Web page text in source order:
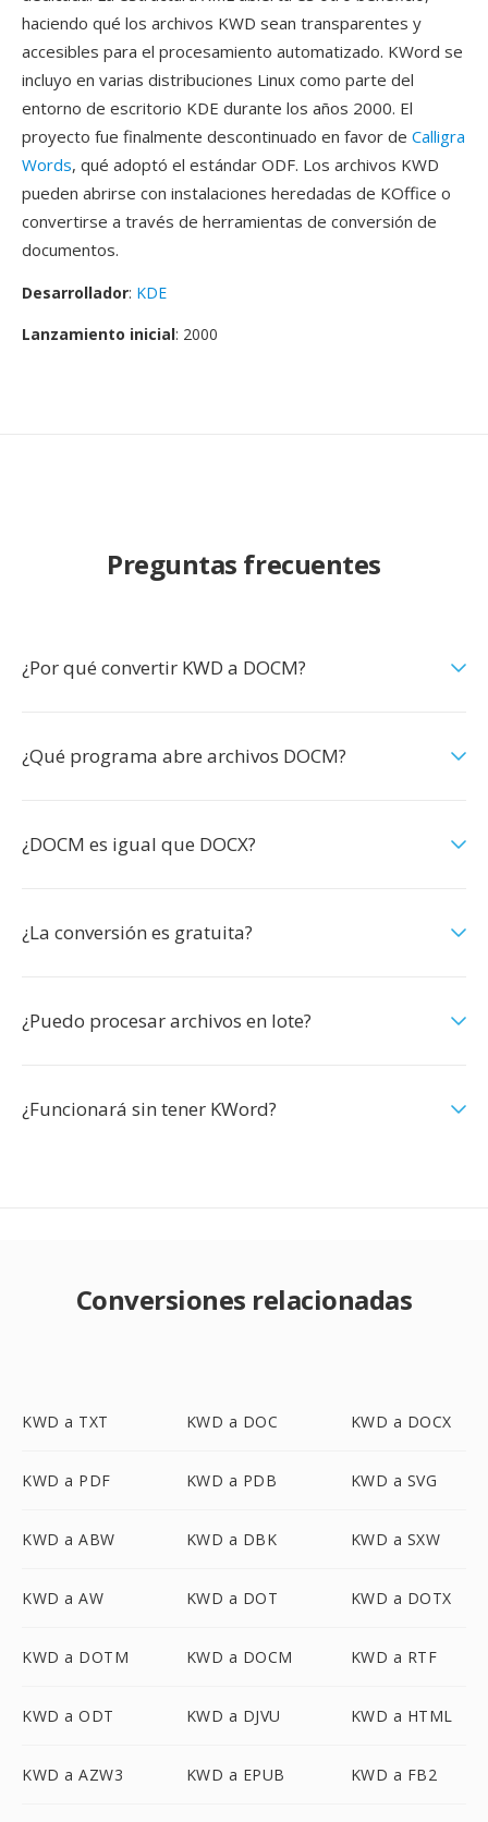
haciendo qué los archivos KWD sean transparentes y
accesibles para el procesamiento automatizado. KWord se
incluyo en varias distribuciones Linux como parte del
entorno de escritorio KDE durante los años 2000. El
proyecto fue finalmente descontinuado en favor de Calligra
Words, qué adoptó el estándar ODF. Los archivos KWD
pueden abrirse con instalaciones heredadas de KOffice o
convertirse a través de herramientas de conversión de
documentos.
Desarrollador: KDE
Lanzamiento inicial: 2000
Preguntas frecuentes
¿Por qué convertir KWD a DOCM?
¿Qué programa abre archivos DOCM?
¿DOCM es igual que DOCX?
¿La conversión es gratuita?
¿Puedo procesar archivos en lote?
¿Funcionará sin tener KWord?
Conversiones relacionadas
KWD a TXT KWD a DOC KWD a DOCX
KWD a PDF KWD a PDB KWD a SVG
KWD a ABW KWD a DBK KWD a SXW
KWD a AW KWD a DOT KWD a DOTX
KWD a DOTM KWD a DOCM KWD a RTF
KWD a ODT KWD a DJVU KWD a HTML
KWD a AZW3 KWD a EPUB KWD a FB2